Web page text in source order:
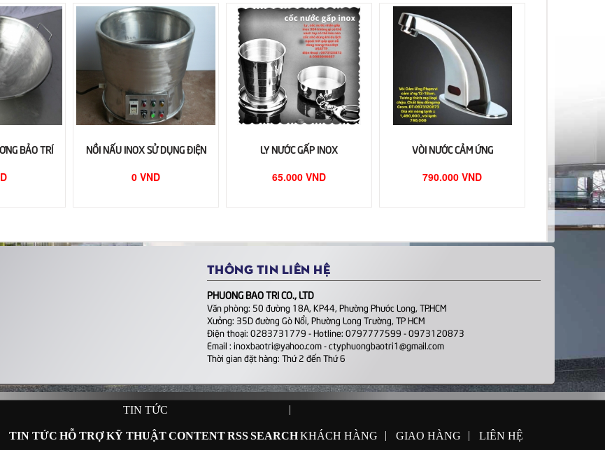
BẢO TRÍ NỒI NẤU INOX SỬ DỤNG ĐIỆN
0 VND
LY NƯỚC GẤP INOX
65.000 VND
VÒI NƯỚC CẢM ỨNG
790.000 VND
THÔNG TIN LIÊN HỆ
PHUONG BAO TRI CO., LTD
Văn phòng: 50 đường 18A, KP44, Phường Phước Long, TP.HCM
Xưởng: 35D đường Gò Nổi, Phường Long Trường, TP HCM
Điện thoại: 0283731779 - Hotline: 0797777599 - 0973120873
Email : inoxbaotri@yahoo.com - ctyphuongbaotri1@gmail.com
Thời gian đặt hàng: Thứ 2 đến Thứ 6
TIN TỨC |
TIN TỨC HỖ TRỢ KỸ THUẬT CONTENT RSS SEARCH KHÁCH HÀNG | GIAO HÀNG | LIÊN HỆ